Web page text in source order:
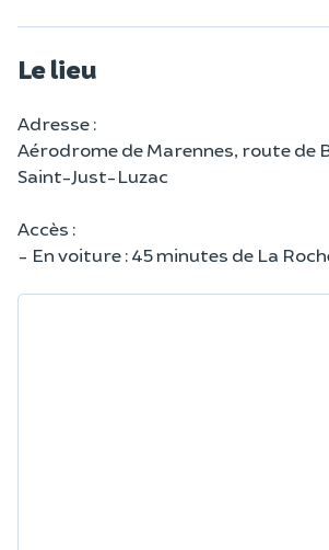
Le lieu
Adresse :
Aérodrome de Marennes, route de
Saint-Just-Luzac
Accès :
- En voiture : 45 minutes de La